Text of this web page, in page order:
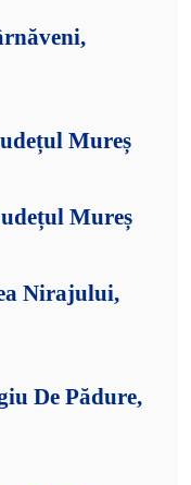
Mureș
Mureș
Nirajului,
De Pădure,